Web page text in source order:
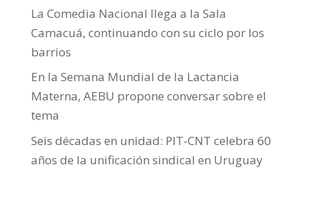
La Comedia Nacional llega a la Sala
Camacuá, continuando con su ciclo por los
barrios
En la Semana Mundial de la Lactancia
Materna, AEBU propone conversar sobre el
tema
Seis décadas en unidad: PIT-CNT celebra 60
años de la unificación sindical en Uruguay